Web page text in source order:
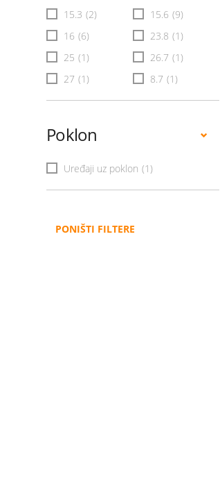
15.3 (2) 15.6 (9)
16 (6) 23.8 (1)
25 (1) 26.7 (1)
27 (1) 8.7 (1)
Poklon
Uređaji uz poklon (1)
PONIŠTI FILTERE